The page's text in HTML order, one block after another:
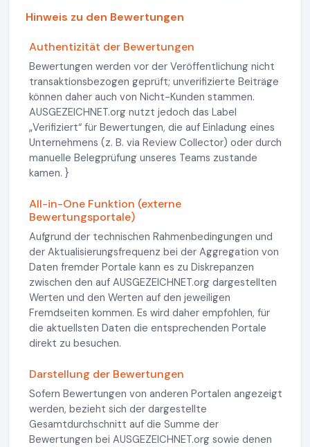
Hinweis zu den Bewertungen
Authentizität der Bewertungen
Bewertungen werden vor der Veröffentlichung nicht
transaktionsbezogen geprüft; unverifizierte Beiträge
können daher auch von Nicht-Kunden stammen.
AUSGEZEICHNET.org nutzt jedoch das Label
„Verifiziert“ für Bewertungen, die auf Einladung eines
Unternehmens (z. B. via Review Collector) oder durch
manuelle Belegprüfung unseres Teams zustande
kamen. }
All-in-One Funktion (externe
Bewertungsportale)
Aufgrund der technischen Rahmenbedingungen und
der Aktualisierungsfrequenz bei der Aggregation von
Daten fremder Portale kann es zu Diskrepanzen
zwischen den auf AUSGEZEICHNET.org dargestellten
Werten und den Werten auf den jeweiligen
Fremdseiten kommen. Es wird daher empfohlen, für
die aktuellsten Daten die entsprechenden Portale
direkt zu besuchen.
Darstellung der Bewertungen
Sofern Bewertungen von anderen Portalen angezeigt
werden, bezieht sich der dargestellte
Gesamtdurchschnitt auf die Summe der
Bewertungen bei AUSGEZEICHNET.org sowie denen